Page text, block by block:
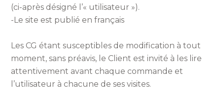
(ci-après désigné l’« utilisateur »).
-Le site est publié en français
Les CG étant susceptibles de modification à tout
moment, sans préavis, le Client est invité à les lire
attentivement avant chaque commande et
l’utilisateur à chacune de ses visites.